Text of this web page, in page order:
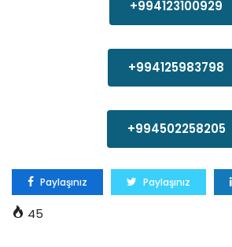
+994123100929
+994125983798
+994502258205
Paylaşınız Paylaşınız
45